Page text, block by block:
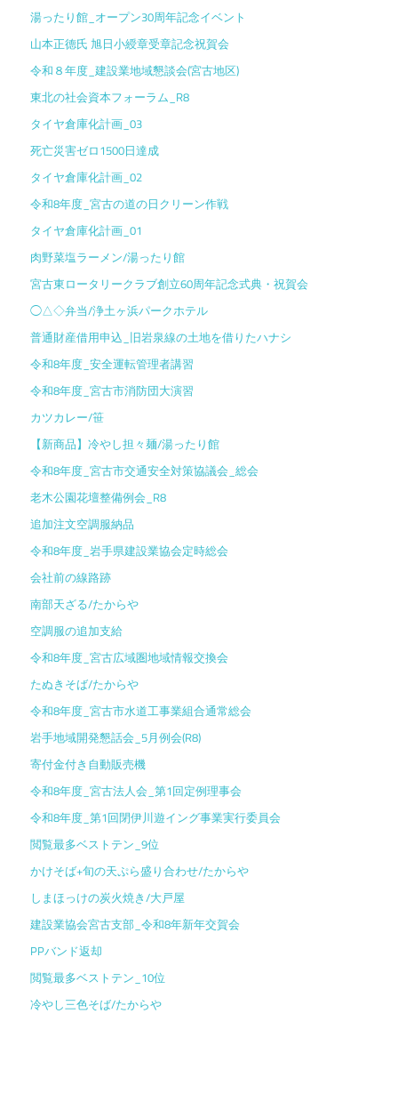
湯ったり館_オープン30周年記念イベント
山本正德氏 旭日小綬章受章記念祝賀会
令和８年度_建設業地域懇談会(宮古地区)
東北の社会資本フォーラム_R8
タイヤ倉庫化計画_03
死亡災害ゼロ1500日達成
タイヤ倉庫化計画_02
令和8年度_宮古の道の日クリーン作戦
タイヤ倉庫化計画_01
肉野菜塩ラーメン/湯ったり館
宮古東ロータリークラブ創立60周年記念式典・祝賀会
◯△◇弁当/浄土ヶ浜パークホテル
普通財産借用申込_旧岩泉線の土地を借りたハナシ
令和8年度_安全運転管理者講習
令和8年度_宮古市消防団大演習
カツカレー/笹
【新商品】冷やし担々麺/湯ったり館
令和8年度_宮古市交通安全対策協議会_総会
老木公園花壇整備例会_R8
追加注文空調服納品
令和8年度_岩手県建設業協会定時総会
会社前の線路跡
南部天ざる/たからや
空調服の追加支給
令和8年度_宮古広域圏地域情報交換会
たぬきそば/たからや
令和8年度_宮古市水道工事業組合通常総会
岩手地域開発懇話会_5月例会(R8)
寄付金付き自動販売機
令和8年度_宮古法人会_第1回定例理事会
令和8年度_第1回閉伊川遊イング事業実行委員会
閲覧最多ベストテン_9位
かけそば+旬の天ぷら盛り合わせ/たからや
しまほっけの炭火焼き/大戸屋
建設業協会宮古支部_令和8年新年交賀会
PPバンド返却
閲覧最多ベストテン_10位
冷やし三色そば/たからや